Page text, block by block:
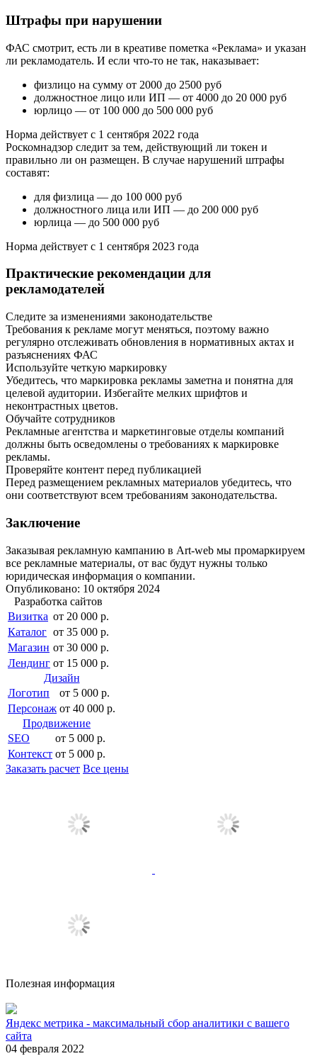
Штрафы при нарушении
ФАС смотрит, есть ли в креативе пометка «Реклама» и указан
ли рекламодатель. И если что-то не так, наказывает:
физлицо на сумму от 2000 до 2500 руб
должностное лицо или ИП — от 4000 до 20 000 руб
юрлицо — от 100 000 до 500 000 руб
Норма действует с 1 сентября 2022 года
Роскомнадзор следит за тем, действующий ли токен и
правильно ли он размещен. В случае нарушений штрафы
составят:
для физлица — до 100 000 руб
должностного лица или ИП — до 200 000 руб
юрлица — до 500 000 руб
Норма действует с 1 сентября 2023 года
Практические рекомендации для
рекламодателей
Следите за изменениями законодательстве
Требования к рекламе могут меняться, поэтому важно
регулярно отслеживать обновления в нормативных актах и
разъяснениях ФАС
Используйте четкую маркировку
Убедитесь, что маркировка рекламы заметна и понятна для
целевой аудитории. Избегайте мелких шрифтов и
неконтрастных цветов.
Обучайте сотрудников
Рекламные агентства и маркетинговые отделы компаний
должны быть осведомлены о требованиях к маркировке
рекламы.
Проверяйте контент перед публикацией
Перед размещением рекламных материалов убедитесь, что
они соответствуют всем требованиям законодательства.
Заключение
Заказывая рекламную кампанию в Art-web мы промаркируем
все рекламные материалы, от вас будут нужны только
юридическая информация о компании.
Опубликовано: 10 октября 2024
Разработка сайтов
Визитка от 20 000 р.
Каталог от 35 000 р.
Магазин от 30 000 р.
Лендинг от 15 000 р.
Дизайн
Логотип
от 5 000 р.
Персонаж от 40 000 р.
Продвижение
SEO
от 5 000 р.
Контекст от 5 000 р.
Заказать расчет Все цены
Полезная информация
Яндекс метрика - максимальный сбор аналитики с вашего
сайта
04 февраля 2022